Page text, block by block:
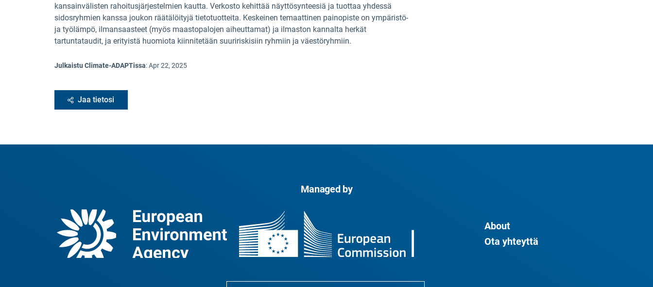
kansainvälisten rahoitusjärjestelmien kautta. Verkosto kehittää näyttösynteesiä ja tuottaa yhdessä
sidosryhmien kanssa joukon räätälöityjä tietotuotteita. Keskeinen temaattinen painopiste on ympäristö-
ja työlämpö, ilmansaasteet (myös maastopalojen aiheuttamat) ja ilmaston kannalta herkät
tartuntataudit, ja erityistä huomiota kiinnitetään suuririskisiin ryhmiin ja väestöryhmiin.
Julkaistu Climate-ADAPTissa:Apr 22, 2025
Jaa tietosi
Managed by
About
Ota yhteyttä